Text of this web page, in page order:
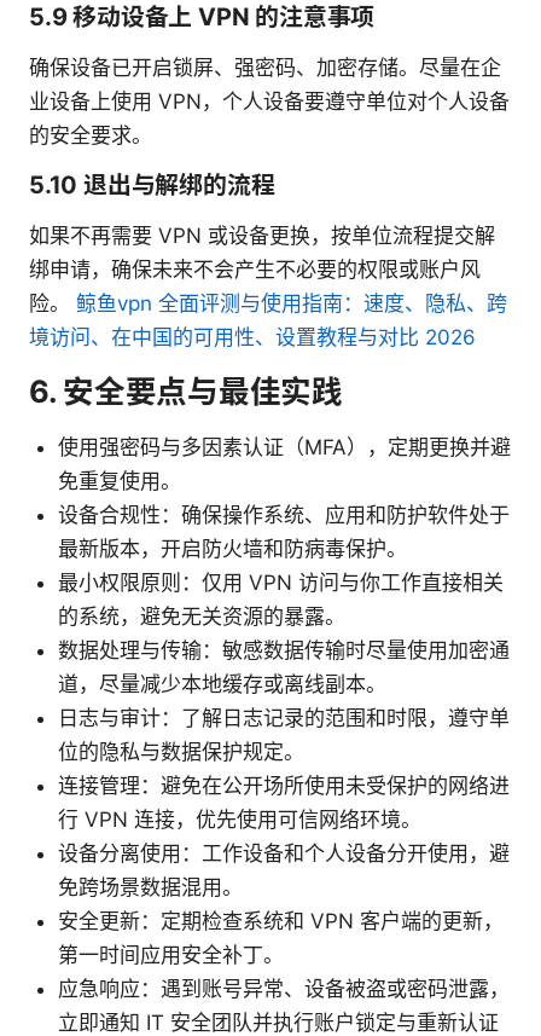
5.9 移动设备上 VPN 的注意事项
确保设备已开启锁屏、强密码、加密存储。尽量在企
业设备上使用 VPN，个人设备要遵守单位对个人设备
的安全要求。
5.10 退出与解绑的流程
如果不再需要 VPN 或设备更换，按单位流程提交解
绑申请，确保未来不会产生不必要的权限或账户风
险。 鲸鱼vpn 全面评测与使用指南：速度、隐私、跨
境访问、在中国的可用性、设置教程与对比 2026
6. 安全要点与最佳实践
使用强密码与多因素认证（MFA），定期更换并避
免重复使用。
设备合规性：确保操作系统、应用和防护软件处于
最新版本，开启防火墙和防病毒保护。
最小权限原则：仅用 VPN 访问与你工作直接相关
的系统，避免无关资源的暴露。
数据处理与传输：敏感数据传输时尽量使用加密通
道，尽量减少本地缓存或离线副本。
日志与审计：了解日志记录的范围和时限，遵守单
位的隐私与数据保护规定。
连接管理：避免在公开场所使用未受保护的网络进
行 VPN 连接，优先使用可信网络环境。
设备分离使用：工作设备和个人设备分开使用，避
免跨场景数据混用。
安全更新：定期检查系统和 VPN 客户端的更新，
第一时间应用安全补丁。
应急响应：遇到账号异常、设备被盗或密码泄露，
立即通知 IT 安全团队并执行账户锁定与重新认证